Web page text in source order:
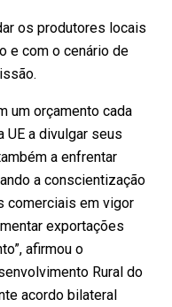
os produtores locais
e com o cenário de
um orçamento cada
UE a divulgar seus
a enfrentar
a conscientização
comerciais em vigor
exportações
afirmou o
Rural do
acordo bilateral